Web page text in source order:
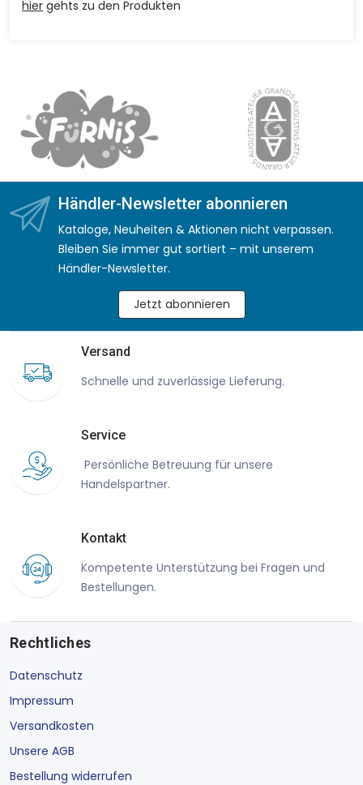
hier gehts zu den Produkten
Händler-Newsletter abonnieren
Kataloge, Neuheiten & Aktionen nicht verpassen.
Bleiben Sie immer gut sortiert – mit unserem
Händler-Newsletter.
Jetzt abonnieren
Versand
Schnelle und zuverlässige Lieferung.
Service
Persönliche Betreuung für unsere
Handelspartner.
Kontakt
Kompetente Unterstützung bei Fragen und
Bestellungen.
Rechtliches
Datenschutz
Impressum
Versandkosten
Unsere AGB
Bestellung widerrufen